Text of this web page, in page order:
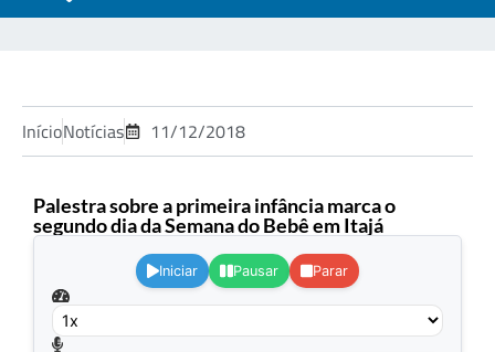
InícioNotícias 11/12/2018
Palestra sobre a primeira infância marca o
segundo dia da Semana do Bebê em Itajá
Iniciar Pausar Parar